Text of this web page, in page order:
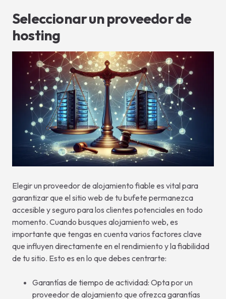
Seleccionar un proveedor de
hosting
Elegir un proveedor de alojamiento fiable es vital para
garantizar que el sitio web de tu bufete permanezca
accesible y seguro para los clientes potenciales en todo
momento. Cuando busques alojamiento web, es
importante que tengas en cuenta varios factores clave
que influyen directamente en el rendimiento y la fiabilidad
de tu sitio. Esto es en lo que debes centrarte:
Garantías de tiempo de actividad: Opta por un
proveedor de alojamiento que ofrezca garantías